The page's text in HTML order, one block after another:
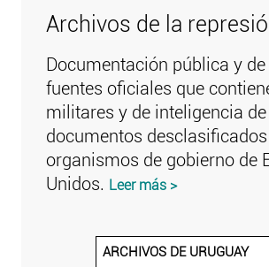
Archivos de la
Documentación pública y de
fuentes oficiales que
militares y de inteligencia
documentos
organismos de gobierno de
Unidos. Leer más >
ARCHIVOS DE URUGUAY